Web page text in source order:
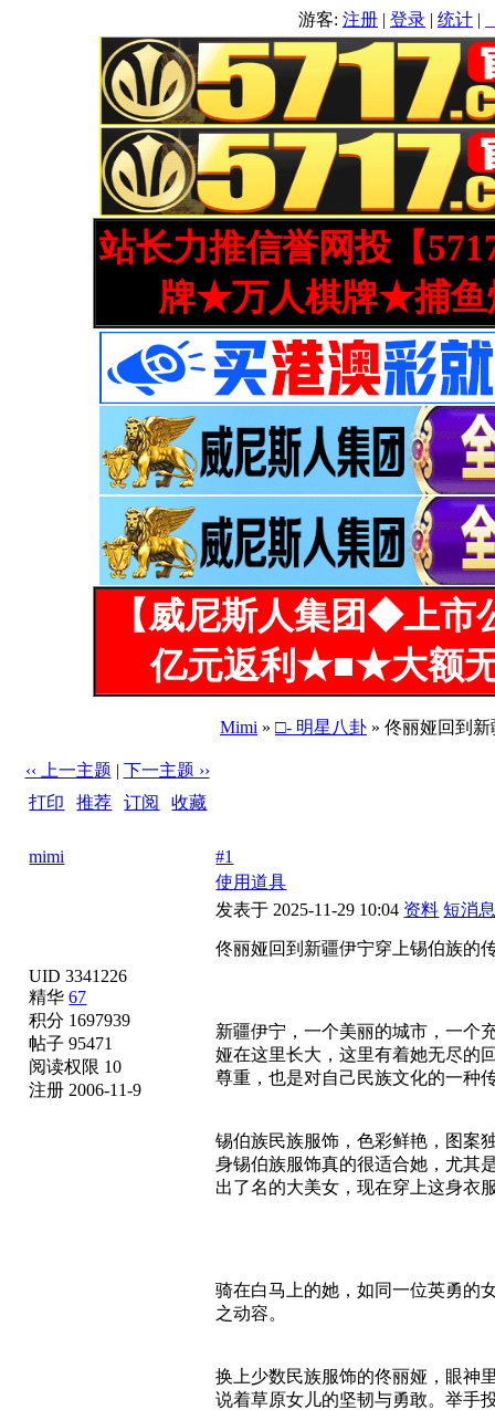
游客: 注册 | 登录 | 统计 |
站长力推信誉网投【
牌★万人棋牌★捕鱼
【威尼斯人集团◆上
亿元返利★■★大额
Mimi » □- 明星八卦» 佟丽娅回到新
‹‹ 上一主题 | 下一主题 ››
打印 |推荐 |订阅 |收藏
mimi
UID 3341226
精华67
积分 1697939
帖子 95471
阅读权限 10
注册 2006-11-9
#1
使用道具
发表于 2025-11-29 10:04 资料 短消
佟丽娅回到新疆伊宁穿上锡伯族的
新疆伊宁，一个美丽的城市，一个
娅在这里长大，这里有着她无尽的
尊重，也是对自己民族文化的一种
锡伯族民族服饰，色彩鲜艳，图案
身锡伯族服饰真的很适合她，尤其
出了名的大美女，现在穿上这身衣
骑在白马上的她，如同一位英勇的
之动容。
换上少数民族服饰的佟丽娅，眼神
说着草原女儿的坚韧与勇敢。举手